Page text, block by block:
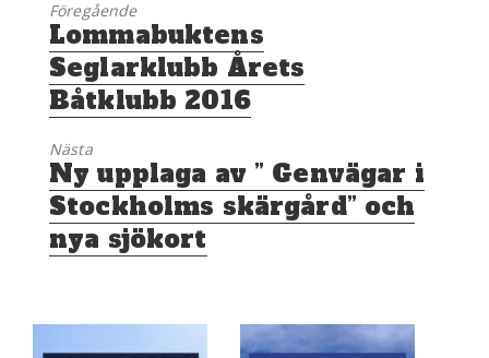
Föregående
Föregående
inlägg:
Lommabuktens
Seglarklubb Årets
Båtklubb 2016
Nästa
Nästa
inlägg:
Ny upplaga av ” Genvägar i
Stockholms skärgård” och
nya sjökort